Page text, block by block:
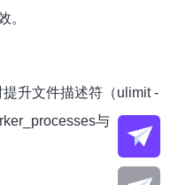
。
升文件描述符（ulimit -
与